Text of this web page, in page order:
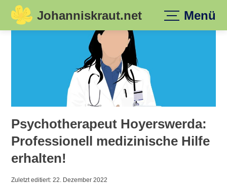
Skip
Johanniskraut.net Menü
Psychotherapeut Hoyerswerda:
Professionell medizinische Hilfe
erhalten!
Zuletzt editiert: 22. Dezember 2022